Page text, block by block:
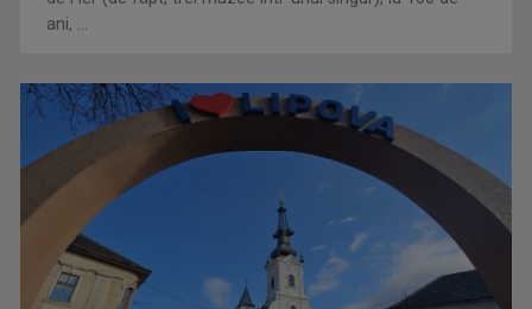
MARIA SMARANDACHE
Jurnalist la Televiziunea Română, Maria ...
ani, ...